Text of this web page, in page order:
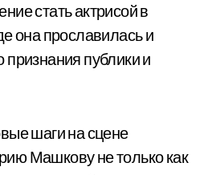
стать актрисой в
она прославилась и
публики и
шаги на сцене
Машкову не только как